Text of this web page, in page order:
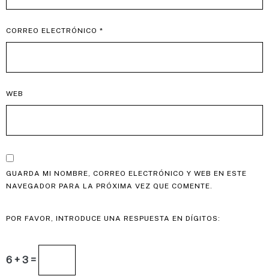
CORREO ELECTRÓNICO *
WEB
GUARDA MI NOMBRE, CORREO ELECTRÓNICO Y WEB EN ESTE
NAVEGADOR PARA LA PRÓXIMA VEZ QUE COMENTE.
POR FAVOR, INTRODUCE UNA RESPUESTA EN DÍGITOS:
6 + 3 =